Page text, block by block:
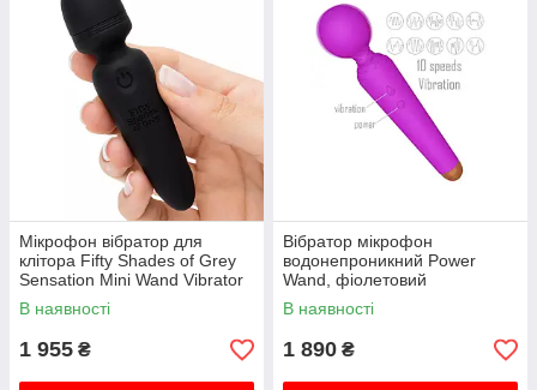
Мікрофон вібратор для
клітора Fifty Shades of Grey
Sensation Mini Wand Vibrator
В наявності
1 955 ₴
Вібратор мікрофон
водонепроникний Power
Wand, фіолетовий
В наявності
1 890 ₴